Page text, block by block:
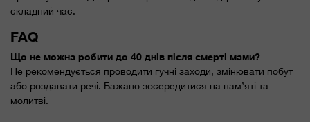
складний час.
FAQ
Що не можна робити до 40 днів після смерті мами?
Не рекомендується проводити гучні заходи, змінювати побут
або роздавати речі. Бажано зосередитися на пам’яті та
молитві.